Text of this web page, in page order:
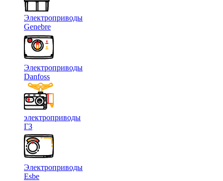
Электроприводы
Genebre
Электроприводы
Danfoss
электроприводы
ГЗ
Электроприводы
Esbe